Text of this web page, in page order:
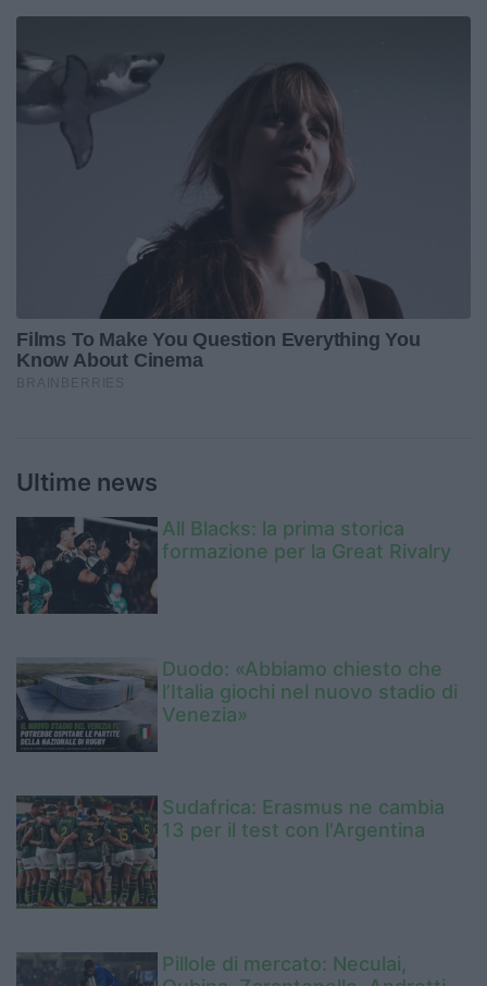
Ultime news
All Blacks: la prima storica
formazione per la Great Rivalry
Duodo: «Abbiamo chiesto che
l’Italia giochi nel nuovo stadio di
Venezia»
Sudafrica: Erasmus ne cambia
13 per il test con l'Argentina
Pillole di mercato: Neculai,